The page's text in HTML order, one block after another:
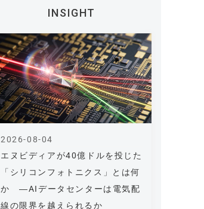
INSIGHT
エヌビディアが40億ドルを投じた
「シリコンフォトニクス」とは何
か ―AIデータセンターは電気配
線の限界を越えられるか
2026-08-04